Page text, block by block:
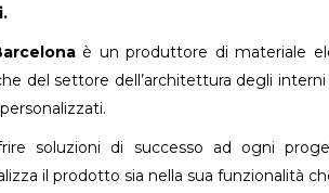
è un produttore di materiale
del settore dell’architettura degli
soluzioni di successo ad ogni
il prodotto sia nella sua funzionalità